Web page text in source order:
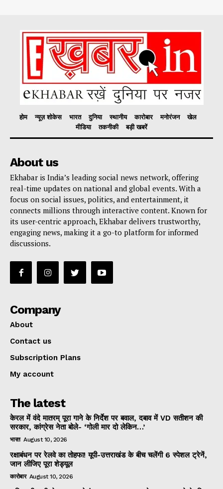
होम न्यूज़ शोकेस भारत दुनिया स्थानीय कारोबार मनोरंजन
खेल
मीडिया
तकनीकी बड़ी खबरें
About us
Ekhabar is India’s leading social news network, offering
real-time updates on national and global events. With a
focus on social issues, politics, and entertainment, it
connects millions through interactive content. Known for
its user-centric approach, Ekhabar delivers trustworthy,
engaging news, making it a go-to platform for informed
discussions.
Company
About
Contact us
Subscription Plans
My account
The latest
केरल में वंदे मातरम् पूरा गाने के निर्देश पर बवाल, दबाव में VD सतीशन की
सरकार, कांग्रेस नेता बोले- ‘गोली मार दो लेकिन…’
भारत August 10, 2026
रक्षाबंधन पर रेलवे का तोहफा! यूपी-उत्तराखंड के बीच चलेंगी 6 स्पेशल ट्रेनें,
जान लीजिए पूरा शेड्यूल
कारोबार August 10, 2026